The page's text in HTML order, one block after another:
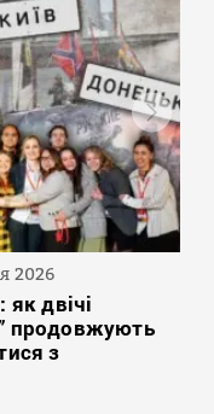
2026
двічі
продовжують
з